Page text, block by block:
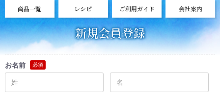
商品一覧 レシピ ご利用ガイド 会社案内
新規会員登録
お名前 必須